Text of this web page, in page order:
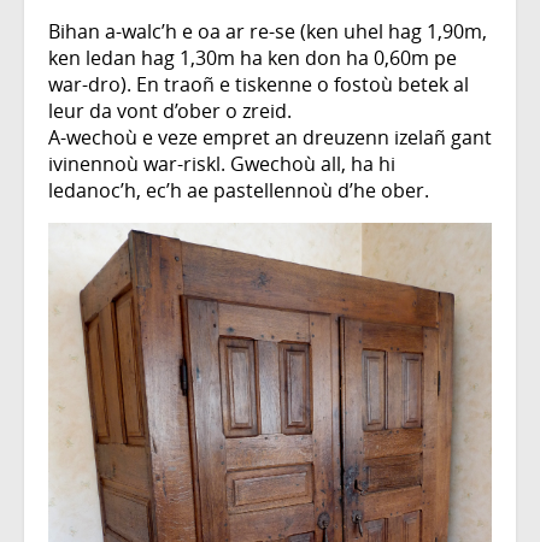
Bihan a-walc’h e oa ar re-se (ken uhel hag 1,90m,
ken ledan hag 1,30m ha ken don ha 0,60m pe
war-dro). En traoñ e tiskenne o fostoù betek al
leur da vont d’ober o zreid.
A-wechoù e veze empret an dreuzenn izelañ gant
ivinennoù war-riskl. Gwechoù all, ha hi
ledanoc’h, ec’h ae pastellennoù d’he ober.